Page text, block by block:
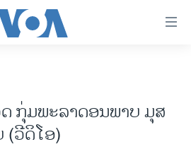
ກຸ່ມພະລາດອນພາບ ມຸສ
(ວີດິໂອ)